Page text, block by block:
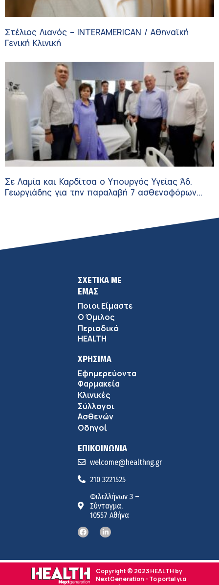
Στέλιος Λιανός – INTERAMERICAN / Αθηναϊκή
Γενική Κλινική
Σε Λαμία και Καρδίτσα ο Υπουργός Υγείας Άδ.
Γεωργιάδης για την παραλαβή 7 ασθενοφόρων
ΣΧΕΤΙΚΑ ΜΕ
ΕΜΑΣ
Ποιοι Είμαστε
Ο Όμιλος
Περιοδικό
HEALTH
ΧΡΗΣΙΜΑ
Εφημερεύοντα
Φαρμακεία
Κλινικές
Σύλλογοι
Ασθενών
Οδηγοί
ΕΠΙΚΟΙΝΩΝΙΑ
welcome@healthng.gr
210 3221525
Φιλελλήνων 3 –
Σύνταγμα,
10557 Αθήνα
Copyright © 2023 HEALTH by
NextGeneration - Το portal για